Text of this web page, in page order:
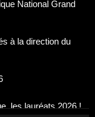
à la direction du
les lauréats 2026 !